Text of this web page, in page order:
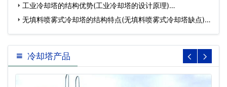
… 工业冷却塔的结构优势(工业冷却塔的设计原理)…
无填料喷雾式冷却塔的结构特点(无填料喷雾式冷却塔缺点)…
冷却塔产品